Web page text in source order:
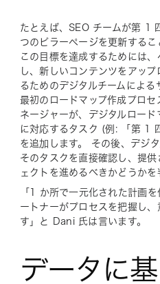
たとえば、SEO チームが第
つのピラーページを更新するこ
この目標を達成するためには
し、新しいコンテンツをアッ
るためのデジタルチームによる
最初のロードマップ作成プロ
ネージャーが、デジタルロー
に対応するタスク (例: 「第 1
を追加します。 その後、デジ
そのタスクを直接確認し、提
ェクトを進めるべきかどうかを
「1 か所で一元化された計画
ートナーがプロセスを把握し
す」と Dani 氏は言います。
データに